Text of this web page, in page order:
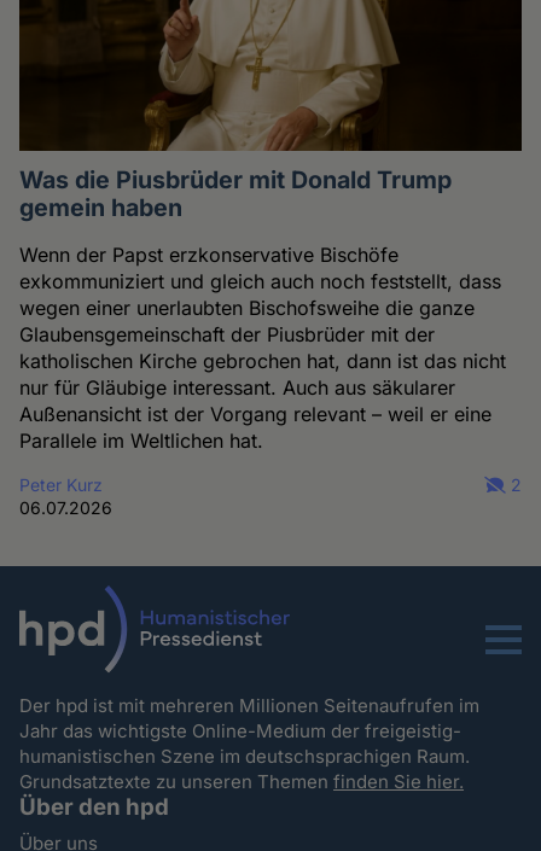
Was die Piusbrüder mit Donald Trump
gemein haben
Wenn der Papst erzkonservative Bischöfe
exkommuniziert und gleich auch noch feststellt, dass
wegen einer unerlaubten Bischofsweihe die ganze
Glaubensgemeinschaft der Piusbrüder mit der
katholischen Kirche gebrochen hat, dann ist das nicht
nur für Gläubige interessant. Auch aus säkularer
Außenansicht ist der Vorgang relevant – weil er eine
Parallele im Weltlichen hat.
Peter Kurz
06.07.2026
2
Menu
Der hpd ist mit mehreren Millionen Seitenaufrufen im
Jahr das wichtigste Online-Medium der freigeistig-
humanistischen Szene im deutschsprachigen Raum.
Grundsatztexte zu unseren Themenfinden Sie hier.
Über den hpd
Über uns